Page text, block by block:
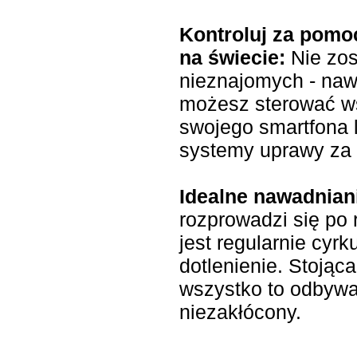
Kontroluj za
na świecie: Nie
nieznajomych -
możesz sterować
swojego smartfona
systemy uprawy
Idealne
rozprowadzi się po
jest regularnie
dotlenienie.
wszystko to
niezakłócony.